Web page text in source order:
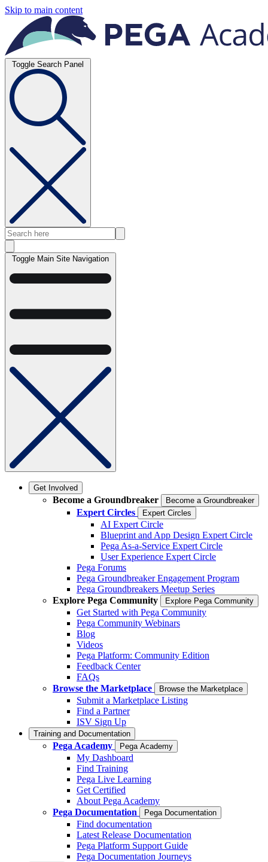
Skip to main content
Toggle Search Panel
Toggle Main Site Navigation
Get Involved
Become a Groundbreaker Become a Groundbreaker
Expert Circles Expert Circles
AI Expert Circle
Blueprint and App Design Expert Circle
Pega As-a-Service Expert Circle
User Experience Expert Circle
Pega Forums
Pega Groundbreaker Engagement Program
Pega Groundbreakers Meetup Series
Explore Pega Community
Explore Pega Community
Get Started with Pega Community
Pega Community Webinars
Blog
Videos
Pega Platform: Community Edition
Feedback Center
FAQs
Browse the Marketplace
Browse the Marketplace
Submit a Marketplace Listing
Find a Partner
ISV Sign Up
Training and Documentation
Pega Academy Pega Academy
My Dashboard
Find Training
Pega Live Learning
Get Certified
About Pega Academy
Pega Documentation
Pega Documentation
Find documentation
Latest Release Documentation
Pega Platform Support Guide
Pega Documentation Journeys